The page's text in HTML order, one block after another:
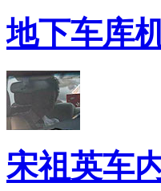
地下车库
宋祖英车